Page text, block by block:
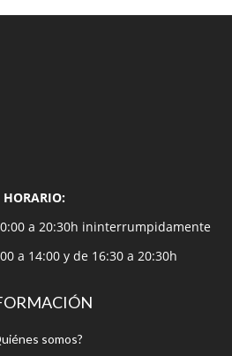
HORARIO:
a 20:30h ininterrumpidamente
a 14:00 y de 16:30 a 20:30h
somos?